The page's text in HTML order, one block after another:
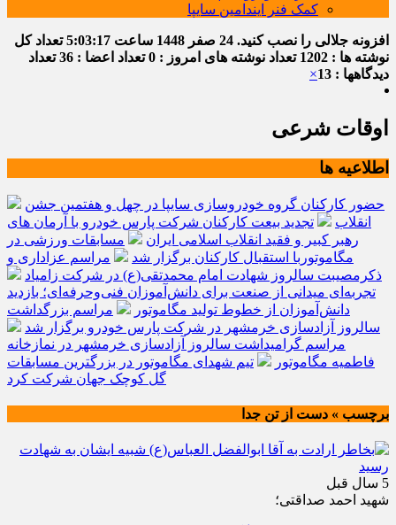
کمک فنر ایندامین سایپا
افزونه جلالی را نصب کنید. 24 صفر 1448 ساعت 5:03:18تعداد کل
نوشته ها : 1202
تعداد نوشته های امروز : 0 تعداد اعضا : 36
تعداد
دیدگاهها : 13
×
اوقات شرعی
اطلاعیه ها
حضور کارکنان گروه خودروسازی سایپا در چهل و هفتمین جشن
انقلاب
تجدید بیعت کارکنان شرکت پارس خودرو با آرمان های
رهبر کبیر و فقید انقلاب اسلامی ایران
مسابقات ورزشی در
مگاموتوربا استقبال کارکنان برگزار شد
مراسم عزاداری و
ذکرمصیبت سالروز شهادت امام محمدتقی(ع) در شرکت زامیاد
تجربه‌ای میدانی از صنعت برای دانش‌آموزان فنی‌وحرفه‌ای؛ بازدید
دانش‌آموزان از خطوط تولید مگاموتور
مراسم بزرگداشت
سالروز آزادسازی خرمشهر در شرکت پارس خودرو برگزار شد
مراسم گرامیداشت سالروز آزادسازی خرمشهر در نمازخانه
فاطمیه مگاموتور
تیم شهدای مگاموتور در بزرگترین مسابقات
گل کوچک جهان شرکت کرد
برچسب » دست از تن جدا
5 سال قبل
شهید احمد صداقتی؛